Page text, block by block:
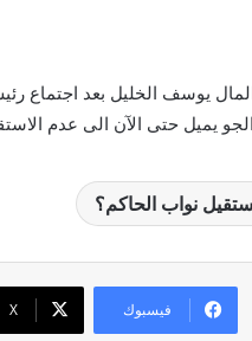
المال يوسف الخليل بعد
يميل حتى الآن الى عدم
نواب الحاكم؟
فيسبوك X